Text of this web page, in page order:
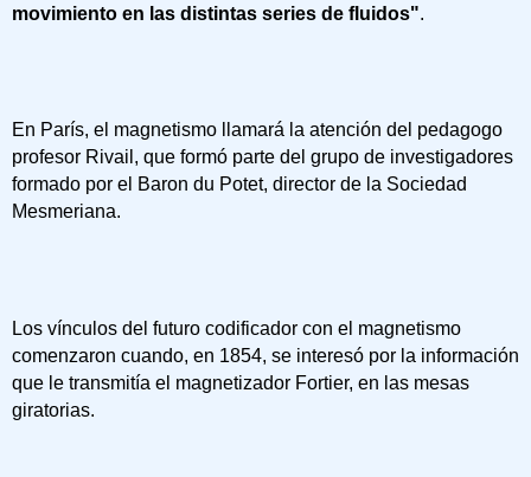
movimiento en las distintas series de fluidos".
En París, el magnetismo llamará la atención del pedagogo
profesor Rivail, que formó parte del grupo de investigadores
formado por el Baron du Potet, director de la Sociedad
Mesmeriana.
Los vínculos del futuro codificador con el magnetismo
comenzaron cuando, en 1854, se interesó por la información
que le transmitía el magnetizador Fortier, en las mesas
giratorias.